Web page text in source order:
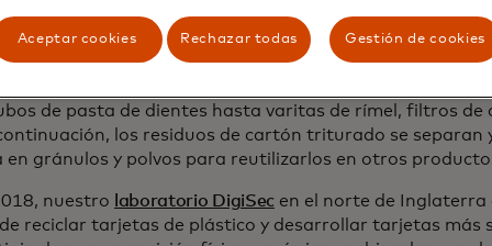
triturados se envían a nuestro socio de reciclaje.
abordando
de pasta de dientes hasta varitas de rímel, filtros de
los residuos de cartón triturado se separan
en gránulos y polvos para reutilizarlos en otros
nuestro laboratorio DigiSecen el norte de Inglaterra
reciclar tarjetas de plástico y desarrollar tarjetas más
Aceptar cookies Rechazar todas Gestión de cookies